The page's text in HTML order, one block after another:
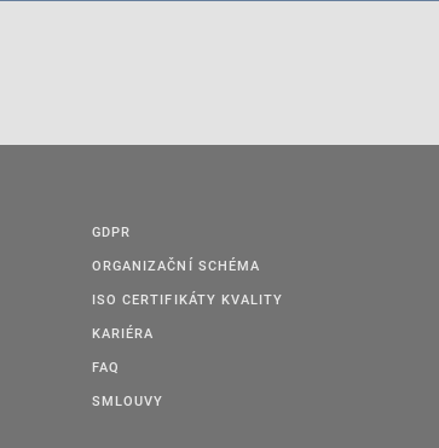
GDPR
ORGANIZAČNÍ SCHÉMA
ISO CERTIFIKÁTY KVALITY
KARIÉRA
FAQ
SMLOUVY